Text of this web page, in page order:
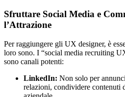
Sfruttare Social Media e
l’Attrazione
Per raggiungere gli UX designer, è
loro sono. I “social media recruiting
sono canali potenti:
LinkedIn: Non solo per
relazioni, condividere contenuti